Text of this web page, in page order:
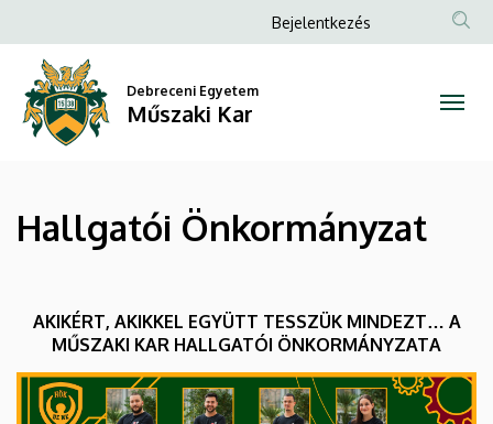
Önkormányzat
Műszaki
a
tartalomra
Anonim
Bejelentkezés
Debreceni Egyetem
Műszaki Kar
Hallgatói Önkormányzat
AKIKÉRT, AKIKKEL EGYÜTT TESSZÜK MINDEZT… A
MŰSZAKI KAR HALLGATÓI ÖNKORMÁNYZATA